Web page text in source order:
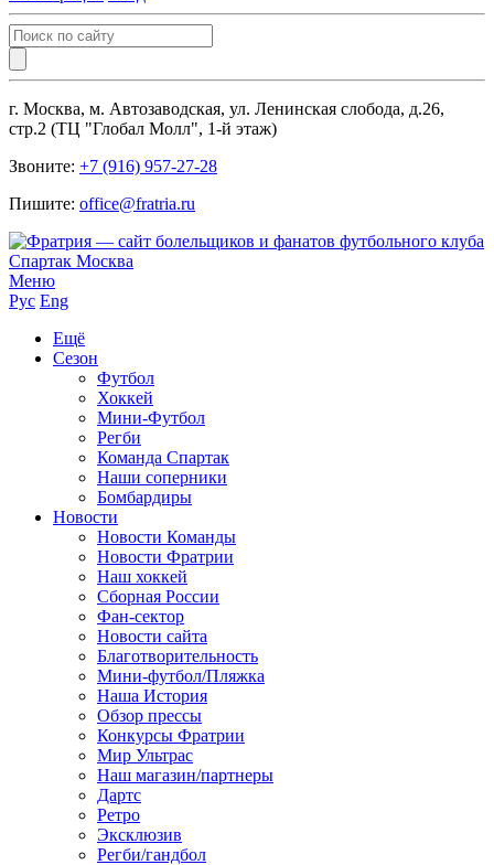
г. Москва, м. Автозаводская, ул. Ленинская слобода, д.26,
стр.2 (ТЦ "Глобал Молл", 1-й этаж)
Звоните: +7 (916) 957-27-28
Пишите: office@fratria.ru
Меню
Рус Eng
Ещё
Сезон
Футбол
Хоккей
Мини-Футбол
Регби
Команда Спартак
Наши соперники
Бомбардиры
Новости
Новости Команды
Новости Фратрии
Наш хоккей
Сборная России
Фан-cектор
Новости сайта
Благотворительность
Мини-футбол/Пляжка
Наша История
Обзор прессы
Конкурсы Фратрии
Мир Ультрас
Наш магазин/партнеры
Дартс
Ретро
Эксклюзив
Регби/гандбол